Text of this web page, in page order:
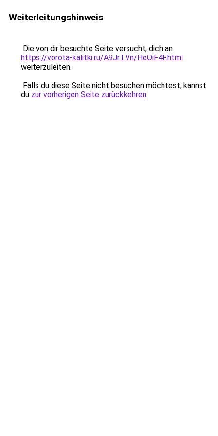
Weiterleitungshinweis
Die von dir besuchte Seite versucht, dich an
https://vorota-kalitki.ru/A9JrTVn/HeOiF4F.html
weiterzuleiten.
Falls du diese Seite nicht besuchen möchtest, kannst
du zur vorherigen Seite zurückkehren.